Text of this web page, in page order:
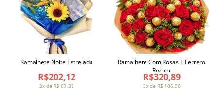
3x de R$ 67,37
R$202,12
Ramalhete Noite Estrelada
3x de R$ 106,96
R$320,89
Ramalhete Com Rosas E Ferrero
Rocher